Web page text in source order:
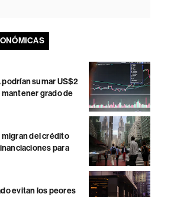
sumar US$2
grado de
del crédito
para
evitan los peores